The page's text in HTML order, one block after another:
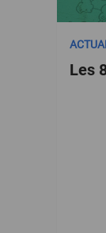
Les